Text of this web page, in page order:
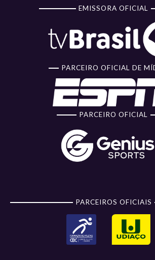
EMISSORA OFICIAL
PARCEIRO OFICIAL DE
PARCEIRO OFICIAL
PARCEIROS OFICIAIS